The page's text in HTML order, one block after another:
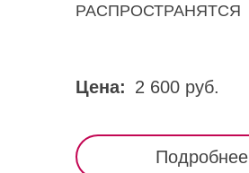
РАСПРОСТРАНЯТСЯ
Цена: 2 600 руб.
Подробнее